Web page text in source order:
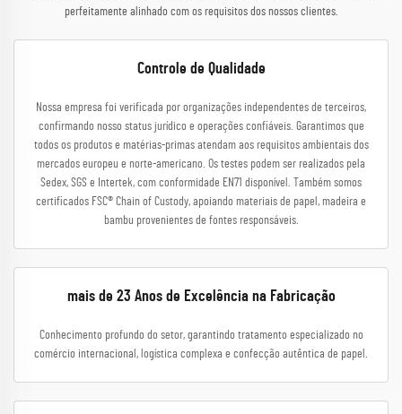
perfeitamente alinhado com os requisitos dos nossos clientes.
Controle de Qualidade
Nossa empresa foi verificada por organizações independentes de terceiros,
confirmando nosso status jurídico e operações confiáveis. Garantimos que
todos os produtos e matérias-primas atendam aos requisitos ambientais dos
mercados europeu e norte-americano. Os testes podem ser realizados pela
Sedex, SGS e Intertek, com conformidade EN71 disponível. Também somos
certificados FSC® Chain of Custody, apoiando materiais de papel, madeira e
bambu provenientes de fontes responsáveis.
mais de 23 Anos de Excelência na Fabricação
Conhecimento profundo do setor, garantindo tratamento especializado no
comércio internacional, logística complexa e confecção autêntica de papel.